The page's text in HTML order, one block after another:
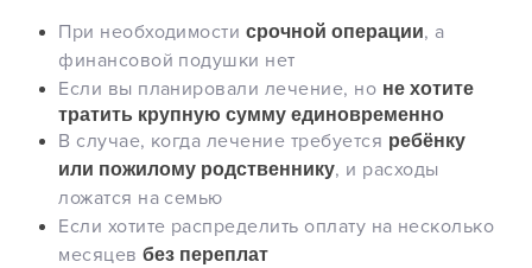
При необходимости срочной операции, а
финансовой подушки нет
Если вы планировали лечение, но не хотите
тратить крупную сумму единовременно
В случае, когда лечение требуется ребёнку
или пожилому родственнику, и расходы
ложатся на семью
Если хотите распределить оплату на несколько
месяцевбез переплат